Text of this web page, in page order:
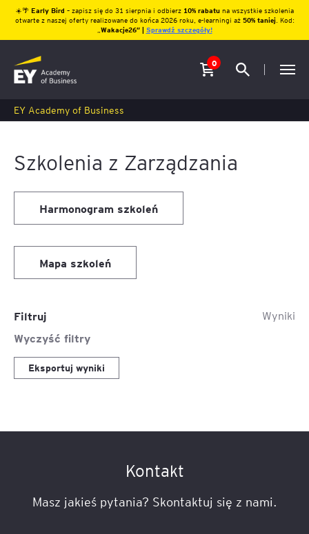
☀️🌴 Early Bird – zapisz się do 31 sierpnia i odbierz10% rabatu na wszystkie szkolenia
otwarte z naszej oferty realizowane do końca 2026 roku, e-learningi aż 50% taniej. Kod:
Wakacje26″ | Sprawdź szczegóły!
0
EY Academy of Business
Szkolenia z Zarządzania
Harmonogram szkoleń
Mapa szkoleń
Filtruj
Wyczyść filtry
Wyniki
Eksportuj wyniki
Kontakt
Masz jakieś pytania? Skontaktuj się z nami.